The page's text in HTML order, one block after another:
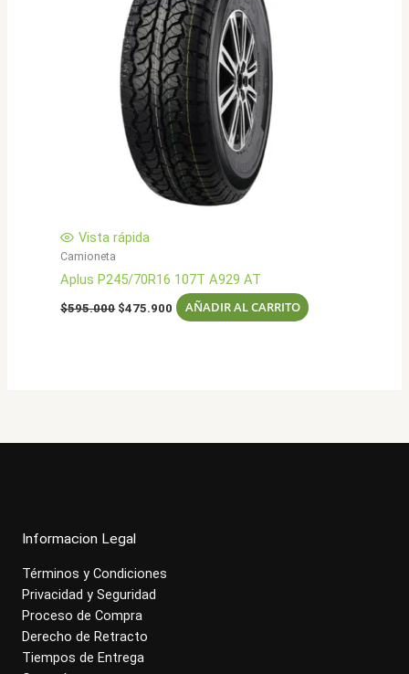
Vista rápida
Camioneta
Aplus P245/70R16 107T A929 AT
$595.000 El
$475.900 El
precio
AÑADIR AL CARRITO
Informacion Legal
Términos y Condiciones
Privacidad y Seguridad
Proceso de Compra
Derecho de Retracto
Tiempos de Entrega